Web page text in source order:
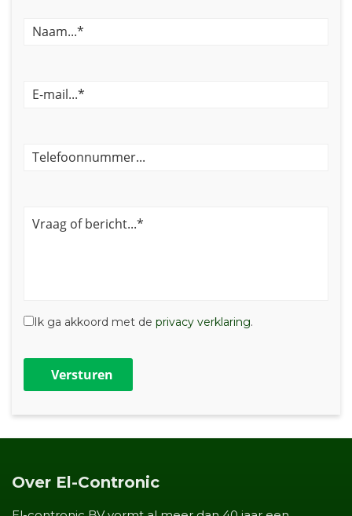
Ik ga akkoord met de privacy verklaring.
Versturen
Over El-Contronic